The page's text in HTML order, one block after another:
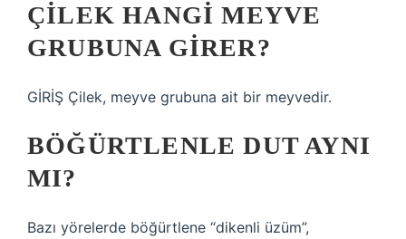
ÇILEK HANGI MEYVE
GRUBUNA GIRER?
GİRİŞ Çilek, meyve grubuna ait bir meyvedir.
BÖĞÜRTLENLE DUT AYNI
MI?
Bazı yörelerde böğürtlene “dikenli üzüm”,